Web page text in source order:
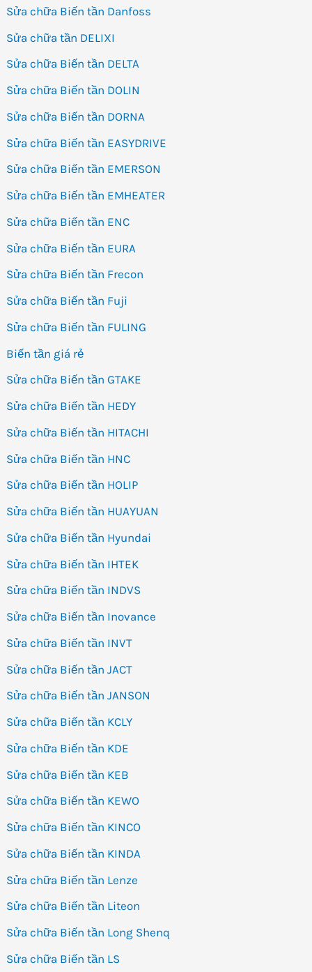
Sửa chữa Biến tần Danfoss
Sửa chữa tần DELIXI
Sửa chữa Biến tần DELTA
Sửa chữa Biến tần DOLIN
Sửa chữa Biến tần DORNA
Sửa chữa Biến tần EASYDRIVE
Sửa chữa Biến tần EMERSON
Sửa chữa Biến tần EMHEATER
Sửa chữa Biến tần ENC
Sửa chữa Biến tần EURA
Sửa chữa Biến tần Frecon
Sửa chữa Biến tần Fuji
Sửa chữa Biến tần FULING
Biến tần giá rẻ
Sửa chữa Biến tần GTAKE
Sửa chữa Biến tần HEDY
Sửa chữa Biến tần HITACHI
Sửa chữa Biến tần HNC
Sửa chữa Biến tần HOLIP
Sửa chữa Biến tần HUAYUAN
Sửa chữa Biến tần Hyundai
Sửa chữa Biến tần IHTEK
Sửa chữa Biến tần INDVS
Sửa chữa Biến tần Inovance
Sửa chữa Biến tần INVT
Sửa chữa Biến tần JACT
Sửa chữa Biến tần JANSON
Sửa chữa Biến tần KCLY
Sửa chữa Biến tần KDE
Sửa chữa Biến tần KEB
Sửa chữa Biến tần KEWO
Sửa chữa Biến tần KINCO
Sửa chữa Biến tần KINDA
Sửa chữa Biến tần Lenze
Sửa chữa Biến tần Liteon
Sửa chữa Biến tần Long Shenq
Sửa chữa Biến tần LS